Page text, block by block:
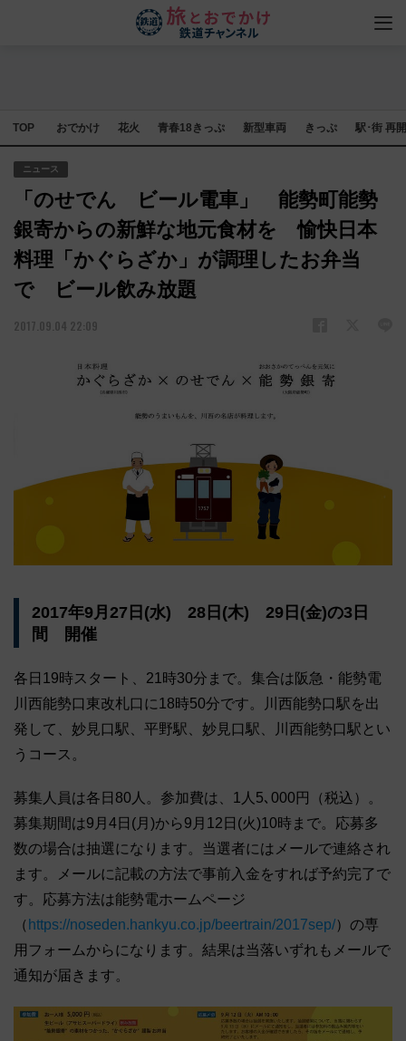
TOP おでかけ 花火 青春18きっぷ 新型車両 きっぷ 駅･街 再
ニュース
「のせでん ビール電車」 能勢町能勢
銀寄からの新鮮な地元食材を 愉快日本
料理「かぐらざか」が調理したお弁当
で ビール飲み放題
2017.09.04 22:09
2017年9月27日(水) 28日(木) 29日(金)の3日
間 開催
各日19時スタート、21時30分まで。集合は阪急・能勢電
川西能勢口東改札口に18時50分です。川西能勢口駅を出
発して、妙見口駅、平野駅、妙見口駅、川西能勢口駅とい
うコース。
募集人員は各日80人。参加費は、1人5､000円（税込）。
募集期間は9月4日(月)から9月12日(火)10時まで。応募多
数の場合は抽選になります。当選者にはメールで連絡され
ます。メールに記載の方法で事前入金をすれば予約完了で
す。応募方法は能勢電ホームページ
（ https://noseden.hankyu.co.jp/beertrain/2017sep/）の専
用フォームからになります。結果は当落いずれもメールで
通知が届きます。